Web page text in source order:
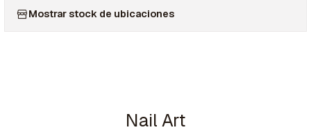
Mostrar stock de ubicaciones
Nail Art